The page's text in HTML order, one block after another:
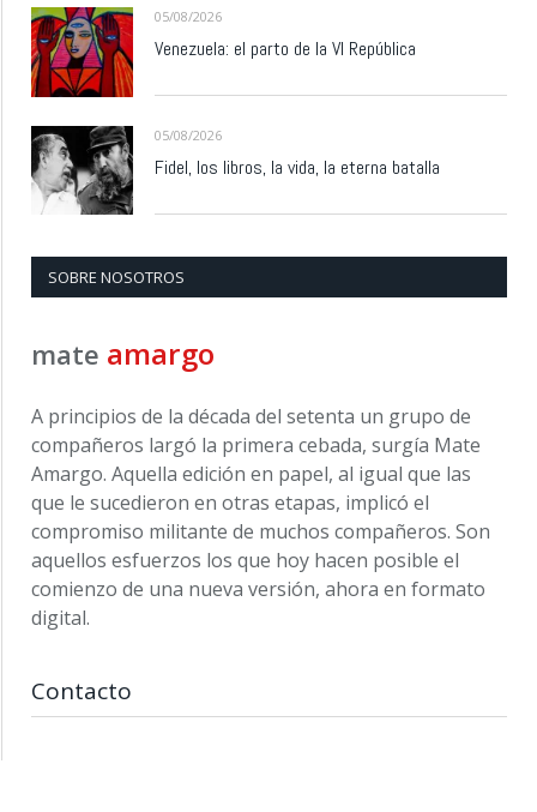
05/08/2026
Venezuela: el parto de la VI República
05/08/2026
Fidel, los libros, la vida, la eterna batalla
SOBRE NOSOTROS
mate amargo
A principios de la década del setenta un grupo de
compañeros largó la primera cebada, surgía Mate
Amargo. Aquella edición en papel, al igual que las
que le sucedieron en otras etapas, implicó el
compromiso militante de muchos compañeros. Son
aquellos esfuerzos los que hoy hacen posible el
comienzo de una nueva versión, ahora en formato
digital.
Contacto